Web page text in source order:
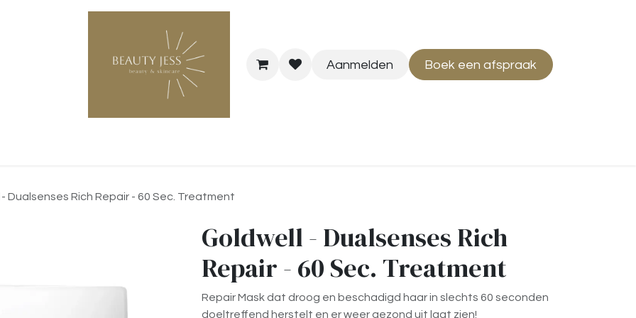
Aanmelden Boek een afspraak
Dualsenses Rich Repair - 60 Sec. Treatment
Goldwell - Dualsenses Rich
Repair - 60 Sec. Treatment
Repair Mask dat droog en beschadigd haar in slechts 60 seconden
doeltreffend herstelt en er weer gezond uit laat zien!